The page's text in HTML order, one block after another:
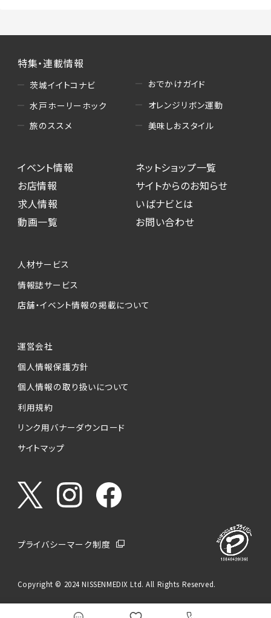
特集・連載情報
茨城イイトコナビ
水戸ホーリーホック
旅のススメ
おでかけガイド
オレンジリボン運動
美味しおスタイル
イベント情報
お店情報
求人情報
動画一覧
ネットショップ一覧
サイトからのお知らせ
いばナビとは
お問い合わせ
人材サービス
情報誌サービス
店舗・イベント情報の掲載について
運営会社
個人情報保護方針
個人情報の取り扱いについて
利用規約
リンク用バナーダウンロード
サイトマップ
プライバシーマーク制度
Copyright © 2024 NISSENMEDIX Ltd. All Rights Reserved.